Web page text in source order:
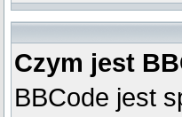
Czym jest
BBCode jest